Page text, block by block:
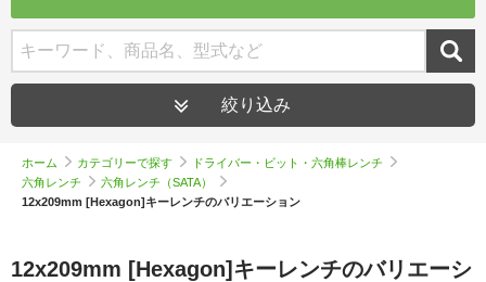
絞り込み
ホーム カテゴリーで探す
ドライバー・ビット・六角棒レンチ
六角レンチ
六角レンチ（SATA）
12x209mm [Hexagon]キーレンチのバリエーション
12x209mm [Hexagon]キーレンチのバリエーシ